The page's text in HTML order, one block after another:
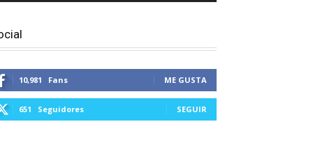
10,981 Fans ME GUSTA
651 Seguidores SEGUIR